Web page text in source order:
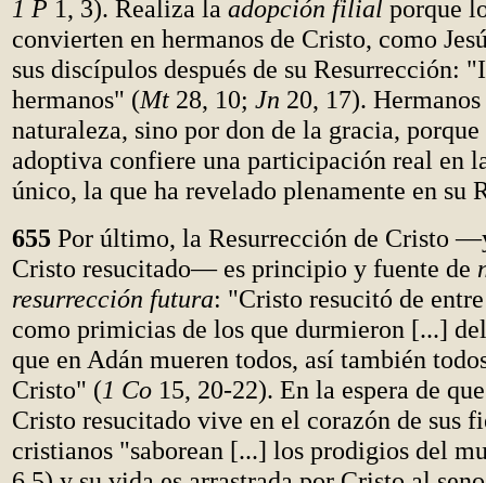
1 P 1, 3). Realiza la adopción filial porque
convierten en hermanos de Cristo, como
sus discípulos después de su Resurrección:
hermanos" (Mt 28, 10; Jn 20, 17).
naturaleza, sino por don de la gracia,
adoptiva confiere una participación real en
único, la que ha revelado plenamente en su
655 Por último, la Resurrección de Cristo
Cristo resucitado— es principio y fuente de
resurrección futura: "Cristo resucitó de
como primicias de los que durmieron [...]
que en Adán mueren todos, así también
Cristo" (1 Co 15, 20-22). En la espera de
Cristo resucitado vive en el corazón de sus
cristianos "saborean [...] los prodigios del